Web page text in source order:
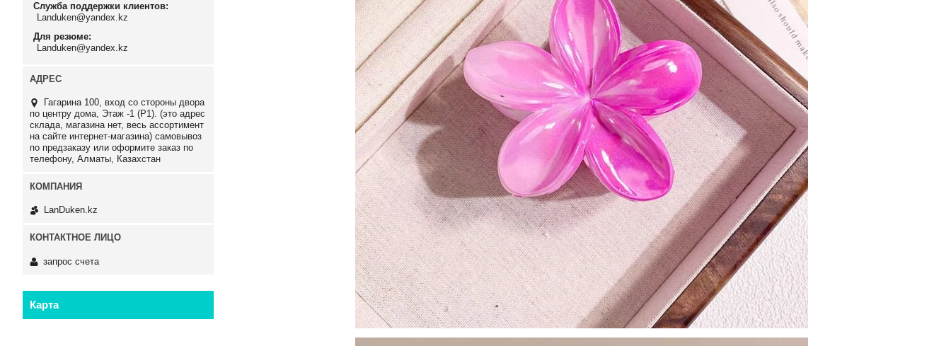
Служба поддержки клиентов
Landuken@yandex.kz
Для резюме
Landuken@yandex.kz
Гагарина 100, вход со стороны двора
по центру дома, Этаж -1 (P1). (это адрес
склада, магазина нет, весь ассортимент
на сайте интернет-магазина) самовывоз
по предзаказу или оформите заказ по
телефону, Алматы, Казахстан
LanDuken.kz
запрос счета
Карта